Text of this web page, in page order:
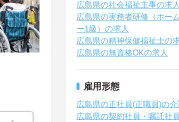
広島県の社会福祉主事の求人
広島県の実務者研修（ホー
ー1級）の求人
広島県の精神保健福祉士の
広島県の無資格OKの求人
雇用形態
広島県の正社員(正職員)の介
広島県の契約社員・嘱託社